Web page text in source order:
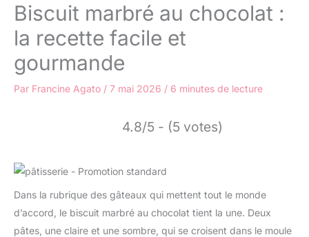
Biscuit marbré au chocolat :
la recette facile et
gourmande
Par Francine Agato / 7 mai 2026 / 6 minutes de lecture
4.8/5 - (5 votes)
Dans la rubrique des gâteaux qui mettent tout le monde
d’accord, le biscuit marbré au chocolat tient la une. Deux
pâtes, une claire et une sombre, qui se croisent dans le moule